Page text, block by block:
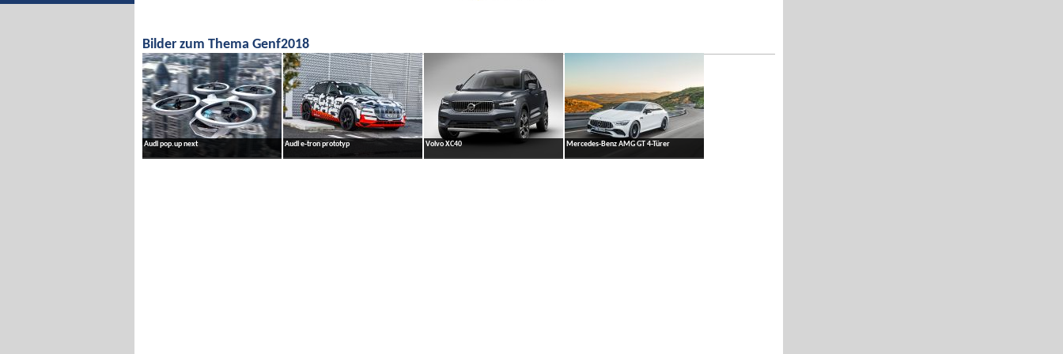
Bilder zum Thema Genf2018
Audi pop.up next Audi e-tron prototyp Volvo XC40 Mercedes-Benz AMG GT 4-Türer